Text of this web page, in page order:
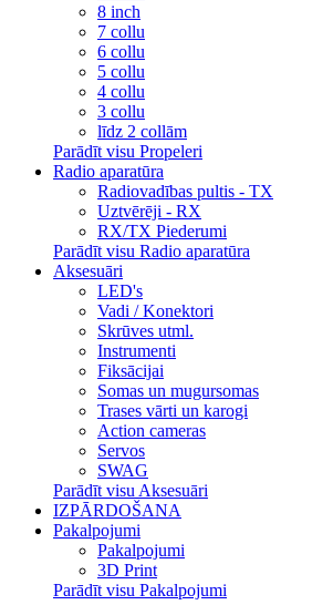
8 inch
7 collu
6 collu
5 collu
4 collu
3 collu
līdz 2 collām
Parādīt visu Propeleri
Radio aparatūra
Radiovadības pultis - TX
Uztvērēji - RX
RX/TX Piederumi
Parādīt visu Radio aparatūra
Aksesuāri
LED's
Vadi / Konektori
Skrūves utml.
Instrumenti
Fiksācijai
Somas un mugursomas
Trases vārti un karogi
Action cameras
Servos
SWAG
Parādīt visu Aksesuāri
IZPĀRDOŠANA
Pakalpojumi
Pakalpojumi
3D Print
Parādīt visu Pakalpojumi